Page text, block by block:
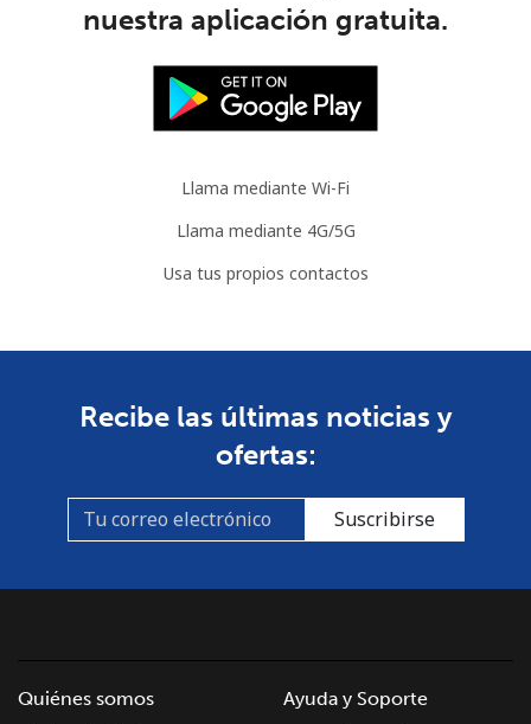
nuestra aplicación gratuita.
Llama mediante Wi-Fi
Llama mediante 4G/5G
Usa tus propios contactos
Recibe las últimas noticias y
ofertas:
Suscribirse
Quiénes somos
Ayuda y Soporte